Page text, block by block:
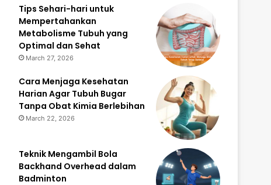
Tips Sehari-hari untuk
Mempertahankan
Metabolisme Tubuh yang
Optimal dan Sehat
March 27, 2026
Cara Menjaga Kesehatan
Harian Agar Tubuh Bugar
Tanpa Obat Kimia Berlebihan
March 22, 2026
Teknik Mengambil Bola
Backhand Overhead dalam
Badminton